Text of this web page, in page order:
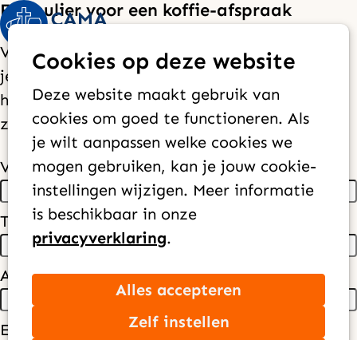
Cookies op deze website
Deze website maakt gebruik van
cookies om goed te functioneren. Als
je wilt aanpassen welke cookies we
mogen gebruiken, kan je jouw cookie-
instellingen wijzigen. Meer informatie
is beschikbaar in onze
privacyverklaring.
Alles accepteren
Zelf instellen
Formulier voor een koffie-afspraak
Vul het formulier in en we nemen contact met
je op om samen een moment te plannen. We
horen graag meer over jouw verlangen voor
zending.
Voornaam*
Tussenvoegsel
Achternaam*
E-mailadres